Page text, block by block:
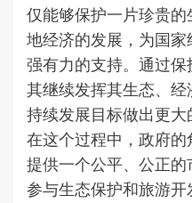
仅能够保护一片珍贵
地经济的发展，为国
强有力的支持。通过
其继续发挥其生态、
持续发展目标做出更大
在这个过程中，政府
提供一个公平、公正
参与生态保护和旅游